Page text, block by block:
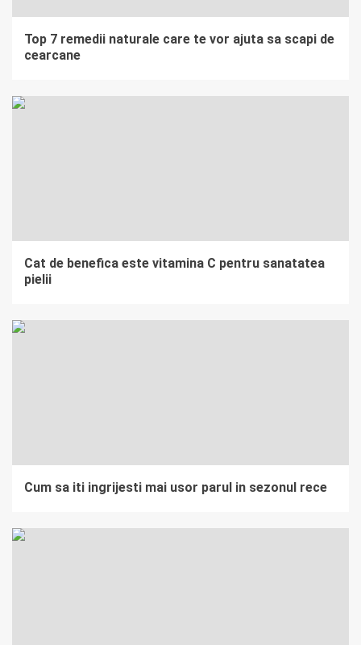
Top 7 remedii naturale care te vor ajuta sa scapi de
cearcane
Cat de benefica este vitamina C pentru sanatatea
pielii
Cum sa iti ingrijesti mai usor parul in sezonul rece